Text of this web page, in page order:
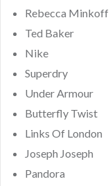
Rebecca Minkoff
Ted Baker
Nike
Superdry
Under Armour
Butterfly Twist
Links Of London
Joseph Joseph
Pandora